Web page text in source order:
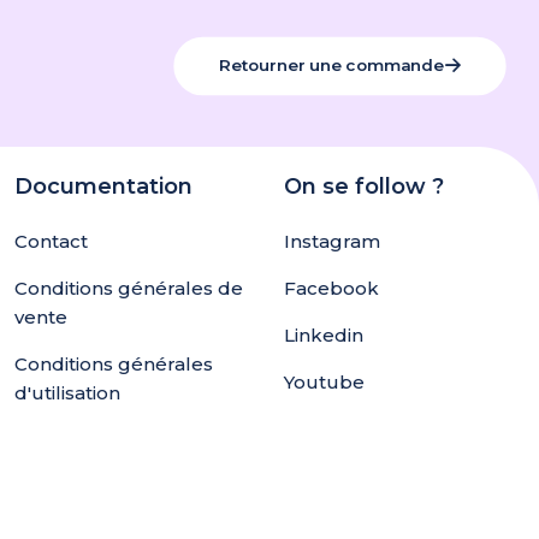
Retourner une commande
Documentation
Contact
Conditions générales de
vente
Conditions générales
d'utilisation
On se follow ?
Instagram
Facebook
Linkedin
Youtube